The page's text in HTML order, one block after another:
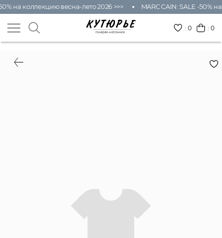
на коллекцию весна-лето 2026 >>> MARC CAIN: SALE -50%
:0 : 0